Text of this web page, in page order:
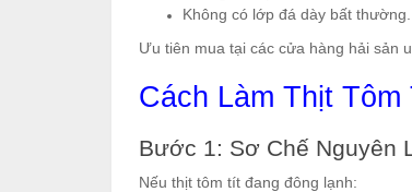
Không có lớp đá dày bất thường.
Ưu tiên mua tại các cửa hàng hải sản
Cách Làm Thịt
Bước 1: Sơ Chế Nguyên
Nếu thịt tôm tít đang đông lạnh: